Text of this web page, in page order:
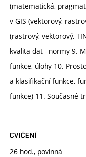
(matematická,
v GIS (vektorový,
(rastrový, vektorový,
kvalita dat - normy 9.
funkce, úlohy 10.
a klasifikační funkce,
funkce) 11. Současné
CVIČENÍ
26 hod., povinná